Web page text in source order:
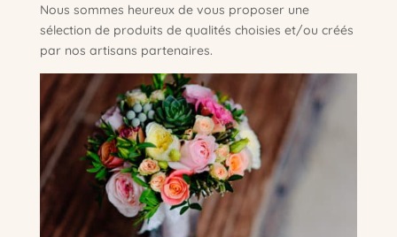
Nous sommes heureux de vous proposer une
sélection de produits de qualités choisies et/ou créés
par nos artisans partenaires.